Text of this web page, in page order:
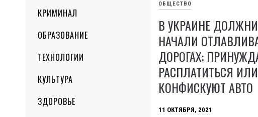
КРИМИНАЛ
ОБРАЗОВАНИЕ
ТЕХНОЛОГИИ
КУЛЬТУРА
ЗДОРОВЬЕ
ОБЩЕСТВО
В УКРАИНЕ
НАЧАЛИ
ДОРОГАХ:
РАСПЛАТИТЬСЯ ИЛИ
КОНФИСКУЮТ АВТО
11 ОКТЯБРЯ, 2021